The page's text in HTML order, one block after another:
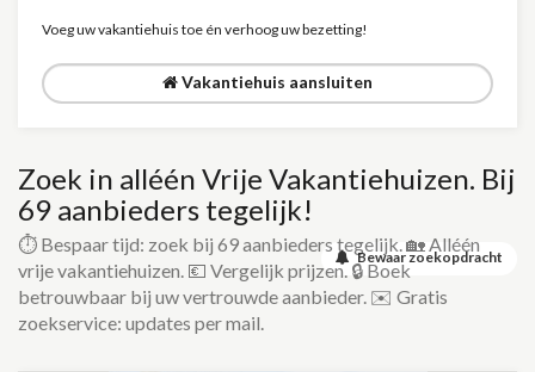
Voeg uw vakantiehuis toe én verhoog uw bezetting!
Vakantiehuis aansluiten
Bewaar zoekopdracht
Zoek in alléén Vrije Vakantiehuizen. Bij
69 aanbieders tegelijk!
⏱️ Bespaar tijd: zoek bij 69 aanbieders tegelijk. 🏡 Alléén
vrije vakantiehuizen. 💶 Vergelijk prijzen. 🔒 Boek
betrouwbaar bij uw vertrouwde aanbieder. ✉️ Gratis
zoekservice: updates per mail.